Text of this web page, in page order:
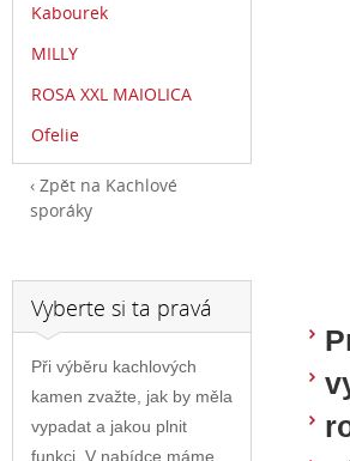
Kabourek
MILLY
ROSA XXL MAIOLICA
Ofelie
Zpět na Kachlové
sporáky
Vyberte si ta pravá
Při výběru kachlových
kamen zvažte, jak by měla
vypadat a jakou plnit
funkci. V nabídce máme